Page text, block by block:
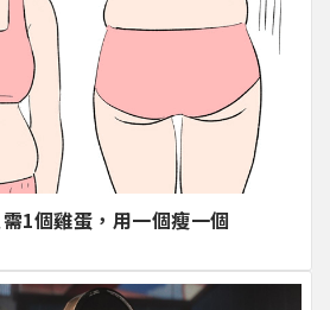
1個雞蛋，用一個瘦一個